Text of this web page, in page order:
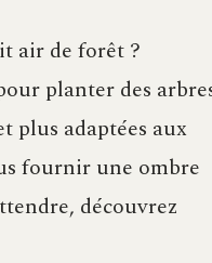
air de forêt ?
planter des
plus adaptées aux
fournir une ombre
découvrez